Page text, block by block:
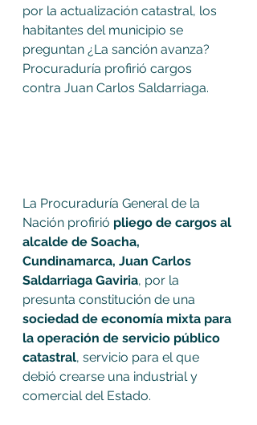
por la actualización catastral, los
habitantes del municipio se
preguntan ¿La sanción avanza?
Procuraduría profirió cargos
contra Juan Carlos Saldarriaga.
La Procuraduría General de la
Nación profirió pliego de cargos al
alcalde de Soacha,
Cundinamarca, Juan Carlos
Saldarriaga Gaviria, por la
presunta constitución de una
sociedad de economía mixta para
la operación de servicio público
catastral, servicio para el que
debió crearse una industrial y
comercial del Estado.